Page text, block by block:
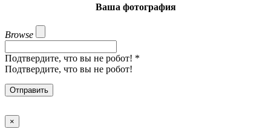
Ваша фотография
Browse
Подтвердите, что вы не робот! *
Подтвердите, что вы не робот!
Отправить
×